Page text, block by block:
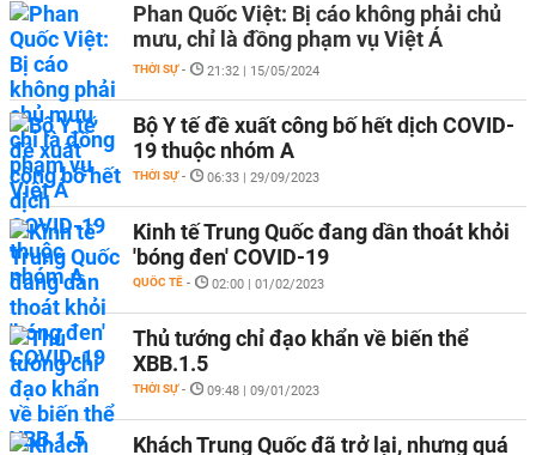
Phan Quốc Việt: Bị cáo không phải chủ
mưu, chỉ là đồng phạm vụ Việt Á
THỜI SỰ - 21:32 | 15/05/2024
Bộ Y tế đề xuất công bố hết dịch COVID-
19 thuộc nhóm A
THỜI SỰ - 06:33 | 29/09/2023
Kinh tế Trung Quốc đang dần thoát khỏi
'bóng đen' COVID-19
QUỐC TẾ - 02:00 | 01/02/2023
Thủ tướng chỉ đạo khẩn về biến thể
XBB.1.5
THỜI SỰ - 09:48 | 09/01/2023
Khách Trung Quốc đã trở lại, nhưng quá